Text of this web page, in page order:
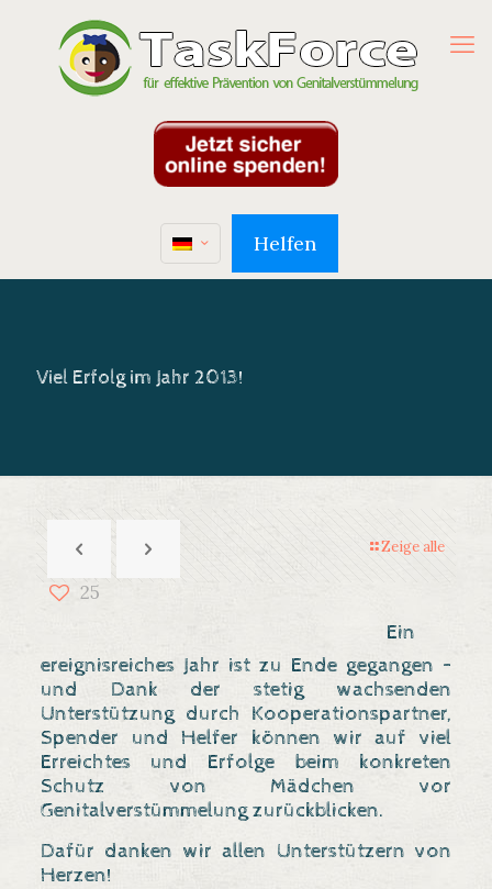
Helfen
Viel Erfolg im Jahr 2013!
Zeige alle
25
Ein
ereignisreiches Jahr ist zu Ende gegangen –
und Dank der stetig wachsenden
Unterstützung durch Kooperationspartner,
Spender und Helfer können wir auf viel
Erreichtes und Erfolge beim konkreten
Schutz von Mädchen vor
Genitalverstümmelung zurückblicken.
Dafür danken wir allen Unterstützern von
Herzen!